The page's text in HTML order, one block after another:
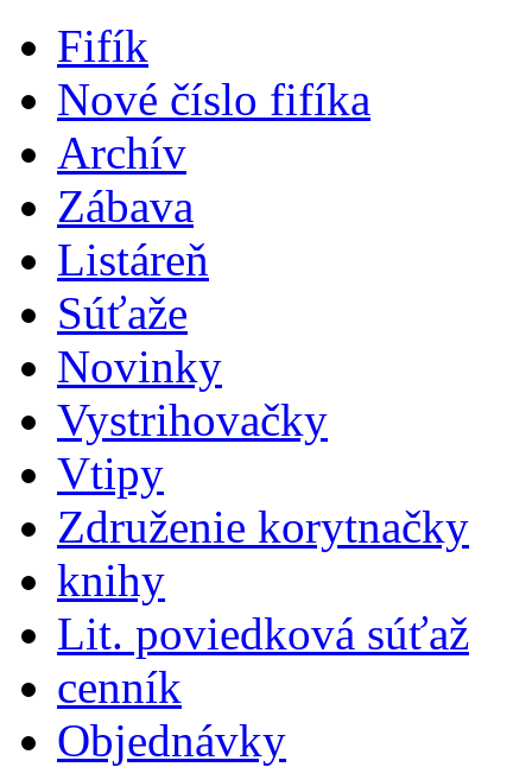
Fifík
Nové číslo fifíka
Archív
Zábava
Listáreň
Súťaže
Novinky
Vystrihovačky
Vtipy
Združenie korytnačky
knihy
Lit. poviedková súťaž
cenník
Objednávky